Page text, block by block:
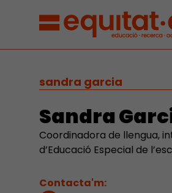
sandra garcia
Sandra
Coordinadora de llengua,
d’Educació Especial de
Contacta'm: